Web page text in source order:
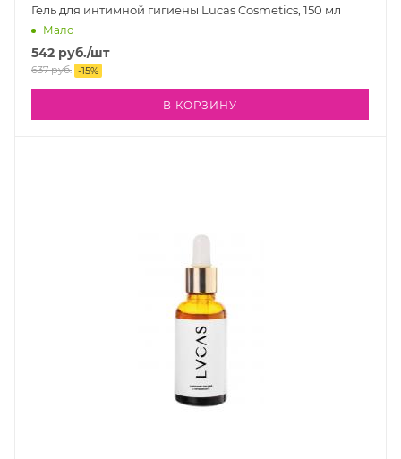
Гель для интимной гигиены Lucas Cosmetics, 150 мл
Мало
542 руб./шт
637руб. -15%
В КОРЗИНУ